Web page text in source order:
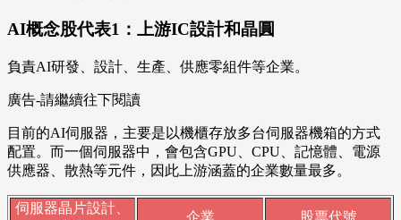
AI概念股代表1：上游IC設計和晶圓
負責AI研發、設計、生產、供應零組件等企業。
廣告-請繼續往下閱讀
目前的AI伺服器，主要是以機櫃存放多台伺服器機箱的方式
配置。而一個伺服器中，會包含GPU、CPU、記憶體、電源
供應器、散熱等元件，因此上游涵蓋的企業數量最多。
伺服器晶片設計、
企業 股票代號